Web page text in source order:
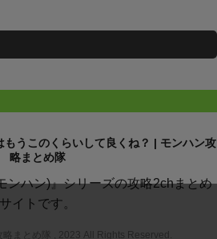
もうこのくらいして良くね？ | モンハン攻
略まとめ隊
ンハン)』シリーズの攻略2chまとめ
サイトです。
まとめ隊 , 2023 All Rights Reserved.